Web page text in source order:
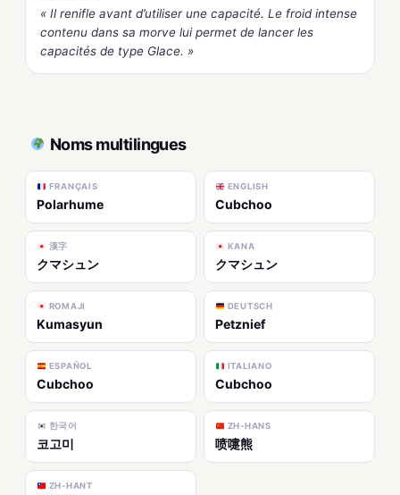
« Il renifle avant d’utiliser une capacité. Le froid intense
contenu dans sa morve lui permet de lancer les
capacités de type Glace. »
Noms multilingues
FRANÇAIS
Polarhume
ENGLISH
Cubchoo
漢字
クマシュン
KANA
クマシュン
ROMAJI
Kumasyun
DEUTSCH
Petznief
ESPAÑOL
Cubchoo
ITALIANO
Cubchoo
한국어
코고미
ZH-HANS
喷嚏熊
ZH-HANT